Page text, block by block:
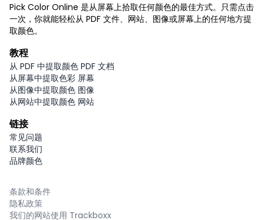
Pick Color Online 是从屏幕上拾取任何颜色的最佳方式。只需点击
一次，你就能轻松从 PDF 文件、网站、图像或屏幕上的任何地方提
取颜色。
教程
从 PDF 中提取颜色 PDF 文档
从屏幕中提取色彩 屏幕
从图像中提取颜色 图像
从网站中提取颜色 网站
链接
常见问题
联系我们
品牌颜色
条款和条件
隐私政策
我们的网站使用 Trackboxx